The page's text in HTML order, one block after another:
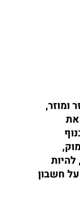
ומוזר,
להיות
חשבון